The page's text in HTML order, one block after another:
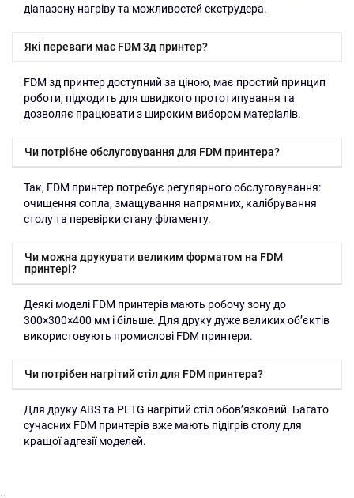
діапазону нагріву та можливостей екструдера.
Які переваги має FDM 3д принтер?
FDM зд принтер доступний за ціною, має простий принцип
роботи, підходить для швидкого прототипування та
дозволяє працювати з широким вибором матеріалів.
Чи потрібне обслуговування для FDM принтера?
Так, FDM принтер потребує регулярного обслуговування:
очищення сопла, змащування напрямних, калібрування
столу та перевірки стану філаменту.
Чи можна друкувати великим форматом на FDM
принтері?
Деякі моделі FDM принтерів мають робочу зону до
300×300×400 мм і більше. Для друку дуже великих об’єктів
використовують промислові FDM принтери.
Чи потрібен нагрітий стіл для FDM принтера?
Для друку ABS та PETG нагрітий стіл обов’язковий. Багато
сучасних FDM принтерів вже мають підігрів столу для
кращої адгезії моделей.
..